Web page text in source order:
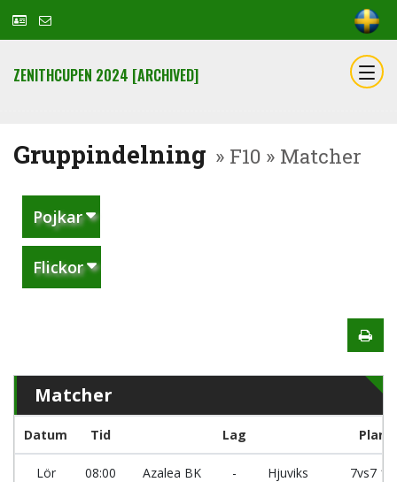
ZENITHCUPEN 2024 [ARCHIVED]
Gruppindelning » F10 » Matcher
Pojkar
Flickor
Matcher
Datum Tid Lag Plan
Lör 08:00 Azalea BK -
Hjuviks
7vs7 1 -